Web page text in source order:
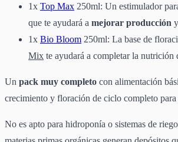
1x Top Max 250ml: Un estimulador
que te ayudará a mejorar producción
1x Bio Bloom 250ml: La base de
Mix te ayudará a completar la nutrición
Un pack muy completo con alimentación
crecimiento y floración de ciclo completo para
No es apto para hidroponía o sistemas de